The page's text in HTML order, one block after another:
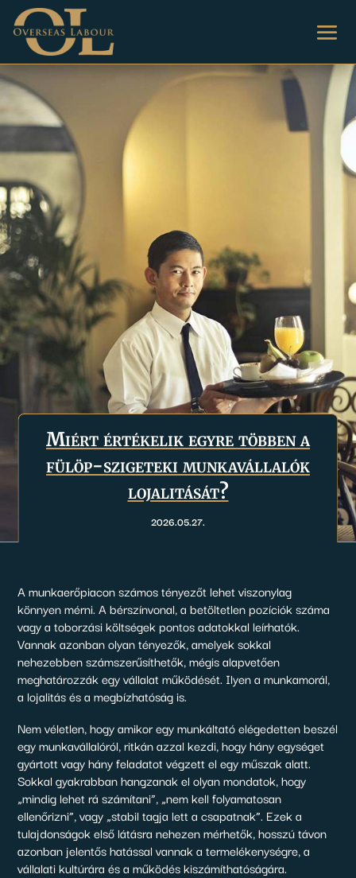
Miért értékelik egyre többen a
fülöp-szigeteki munkavállalók
lojalitását?
2026.05.27.
A munkaerőpiacon számos tényezőt lehet viszonylag
könnyen mérni. A bérszínvonal, a betöltetlen pozíciók száma
vagy a toborzási költségek pontos adatokkal leírhatók.
Vannak azonban olyan tényezők, amelyek sokkal
nehezebben számszerűsíthetők, mégis alapvetően
meghatározzák egy vállalat működését. Ilyen a munkamorál,
a lojalitás és a megbízhatóság is.
Nem véletlen, hogy amikor egy munkáltató elégedetten beszél
egy munkavállalóról, ritkán azzal kezdi, hogy hány egységet
gyártott vagy hány feladatot végzett el egy műszak alatt.
Sokkal gyakrabban hangzanak el olyan mondatok, hogy
„mindig lehet rá számítani”, „nem kell folyamatosan
ellenőrizni”, vagy „stabil tagja lett a csapatnak”. Ezek a
tulajdonságok első látásra nehezen mérhetők, hosszú távon
azonban jelentős hatással vannak a termelékenységre, a
vállalati kultúrára és a működés kiszámíthatóságára.